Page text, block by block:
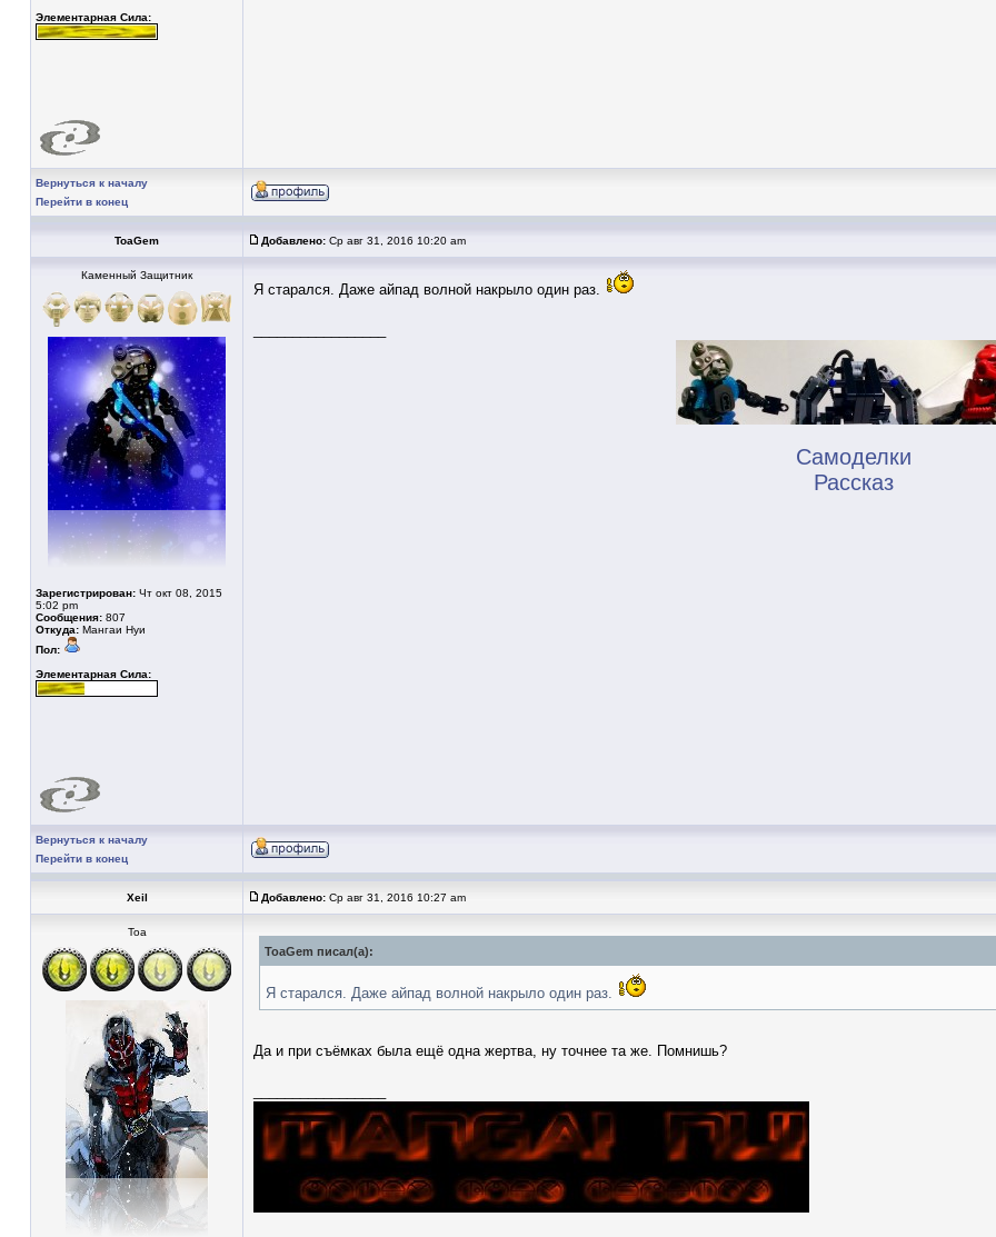
Элементарная Сила:
Вернуться к началу
Перейти в конец
ToaGem Добавлено: Ср авг 31, 2016 10:20 am
Каменный Защитник
Зарегистрирован: Чт окт 08, 2015
5:02 pm
Сообщения: 807
Откуда: Мангаи Нуи
Пол:
Элементарная Сила:
Я старался. Даже айпад волной накрыло один раз.
Самоделки
Рассказ
Вернуться к началу
Перейти в конец
Xeil Добавлено: Ср авг 31, 2016 10:27 am
Тоа
ToaGem писал(а):
Я старался. Даже айпад волной накрыло один раз.
Да и при съёмках была ещё одна жертва, ну точнее та же. Помнишь?